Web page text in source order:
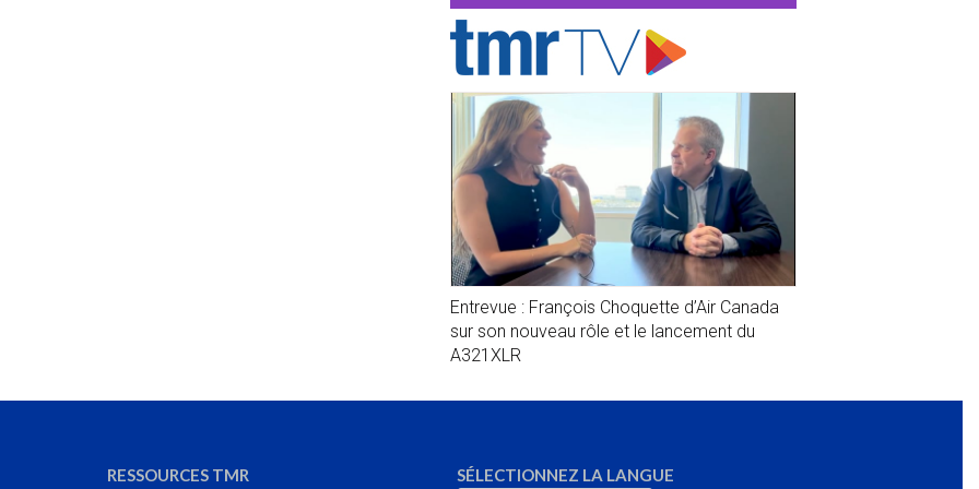
Entrevue : François Choquette d’Air Canada
sur son nouveau rôle et le lancement du
A321XLR
RESSOURCES TMR SÉLECTIONNEZ LA LANGUE